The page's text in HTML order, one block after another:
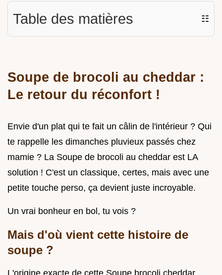
Table des matières ☷
Soupe de brocoli au cheddar :
Le retour du réconfort !
Envie d'un plat qui te fait un câlin de l'intérieur ? Qui
te rappelle les dimanches pluvieux passés chez
mamie ? La Soupe de brocoli au cheddar est LA
solution ! C'est un classique, certes, mais avec une
petite touche perso, ça devient juste incroyable.
Un vrai bonheur en bol, tu vois ?
Mais d'où vient cette histoire de
soupe ?